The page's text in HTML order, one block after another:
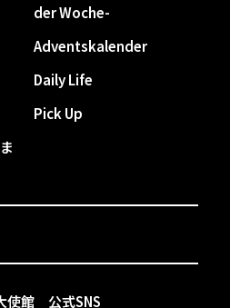
使館 公式SNS
der Woche-
Adventskalender
Daily Life
Pick Up